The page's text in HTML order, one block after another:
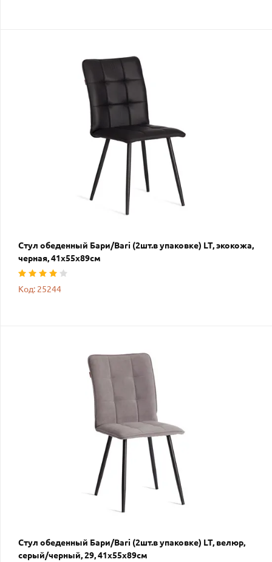
Стул обеденный Бари/Bari (2шт.в упаковке) LT, экокожа,
черная, 41х55х89см
Код: 25244
Стул обеденный Бари/Bari (2шт.в упаковке) LT, велюр,
серый/черный, 29, 41х55х89см